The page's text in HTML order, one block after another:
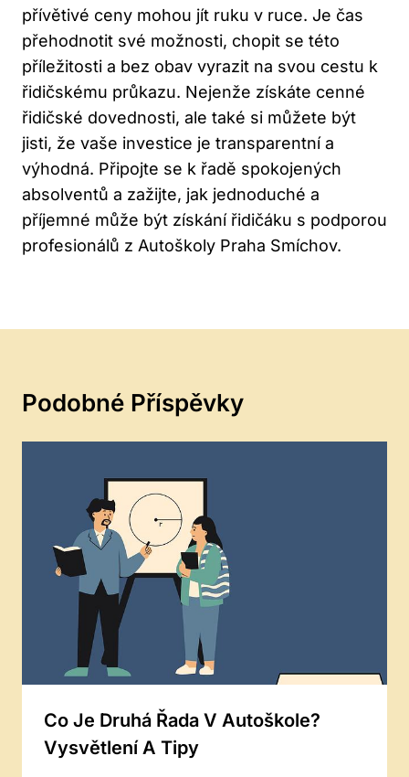
přívětivé ceny mohou jít ruku v ruce. Je čas
přehodnotit své možnosti, chopit se této
příležitosti a bez obav vyrazit na svou cestu k
řidičskému průkazu. Nejenže získáte cenné
řidičské dovednosti, ale také si můžete být
jisti, že vaše investice je transparentní a
výhodná. Připojte se k řadě spokojených
absolventů a zažijte, jak jednoduché a
příjemné může být získání řidičáku s podporou
profesionálů z Autoškoly Praha Smíchov.
Podobné Příspěvky
Co Je Druhá Řada V Autoškole?
Vysvětlení A Tipy